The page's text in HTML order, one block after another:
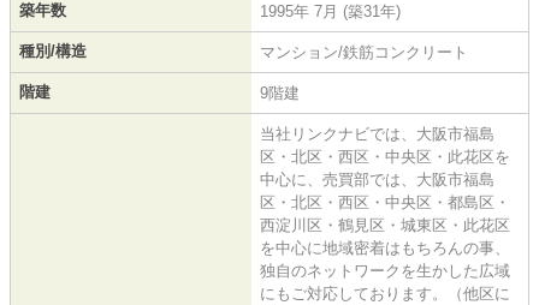
築年数 1995年 7月 (築31年)
種別/構造 マンション/鉄筋コンクリート
階建 9階建
当社リンクナビでは、大阪市福島
区・北区・西区・中央区・此花区を
中心に、売買部では、大阪市福島
区・北区・西区・中央区・都島区・
西淀川区・鶴見区・城東区・此花区
を中心に地域密着はもちろんの事、
独自のネットワークを生かした広域
にもご対応しております。（他区に